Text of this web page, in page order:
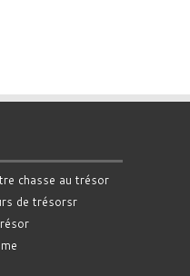
chasse au trésor
de trésorsr